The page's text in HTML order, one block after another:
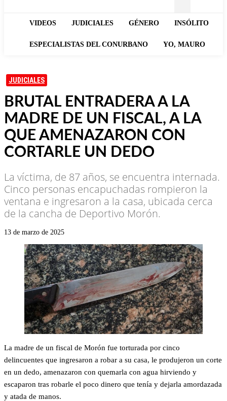
VIDEOS JUDICIALES GÉNERO INSÓLITO
ESPECIALISTAS DEL CONURBANO YO, MAURO
JUDICIALES
BRUTAL ENTRADERA A LA
MADRE DE UN FISCAL, A LA
QUE AMENAZARON CON
CORTARLE UN DEDO
La víctima, de 87 años, se encuentra internada.
Cinco personas encapuchadas rompieron la
ventana e ingresaron a la casa, ubicada cerca
de la cancha de Deportivo Morón.
13 de marzo de 2025
La madre de un fiscal de Morón fue torturada por cinco
delincuentes que ingresaron a robar a su casa, le produjeron un corte
en un dedo, amenazaron con quemarla con agua hirviendo y
escaparon tras robarle el poco dinero que tenía y dejarla amordazada
y atada de manos.